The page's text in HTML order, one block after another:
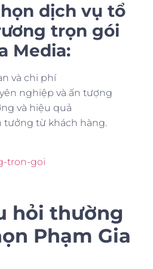
dịch vụ tổ
trọn gói
Media:
và chi phí
nghiệp và ấn tượng
và hiệu quả
tưởng từ khách hàng.
hỏi thường
Phạm Gia